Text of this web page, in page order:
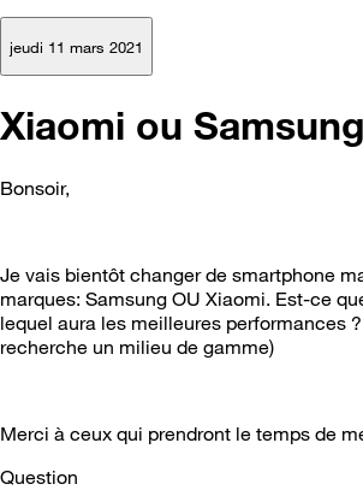
jeudi 11 mars 2021
Xiaomi ou Samsung
Bonsoir,
Je vais bientôt changer de smartphone
marques: Samsung OU Xiaomi. Est-ce
lequel aura les meilleures performances
recherche un milieu de gamme)
Merci à ceux qui prendront le temps de
Question